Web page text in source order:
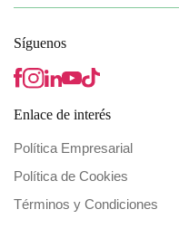
Síguenos
Enlace de interés
Política Empresarial
Política de Cookies
Términos y Condiciones